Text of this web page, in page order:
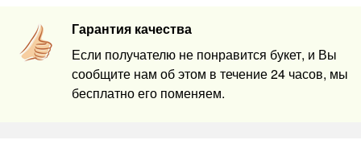
Гарантия качества
Если получателю не понравится букет, и Вы
сообщите нам об этом в течение 24 часов, мы
бесплатно его поменяем.